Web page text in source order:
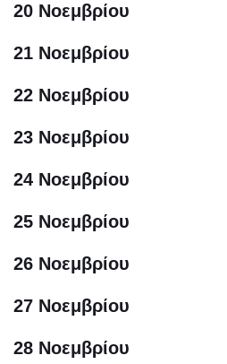
20 Νοεμβρίου
21 Νοεμβρίου
22 Νοεμβρίου
23 Νοεμβρίου
24 Νοεμβρίου
25 Νοεμβρίου
26 Νοεμβρίου
27 Νοεμβρίου
28 Νοεμβρίου